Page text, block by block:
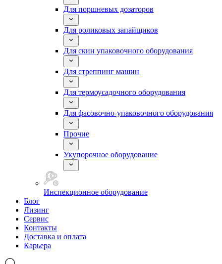
Для поршневых дозаторов
Для роликовых запайщиков
Для скин упаковочного оборудования
Для стреппинг машин
Для термоусадочного оборудования
Для фасовочно-упаковочного оборудования
Прочие
Укупорочное оборудование
Инспекционное оборудование
Блог
Лизинг
Сервис
Контакты
Доставка и оплата
Карьера